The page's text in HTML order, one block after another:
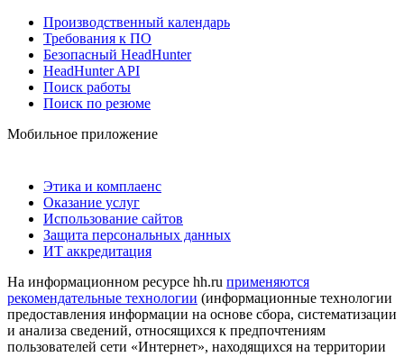
Производственный календарь
Требования к ПО
Безопасный HeadHunter
HeadHunter API
Поиск работы
Поиск по резюме
Мобильное приложение
Этика и комплаенс
Оказание услуг
Использование сайтов
Защита персональных данных
ИТ аккредитация
На информационном ресурсе hh.ru применяются
рекомендательные технологии (информационные технологии
предоставления информации на основе сбора, систематизации
и анализа сведений, относящихся к предпочтениям
пользователей сети «Интернет», находящихся на территории